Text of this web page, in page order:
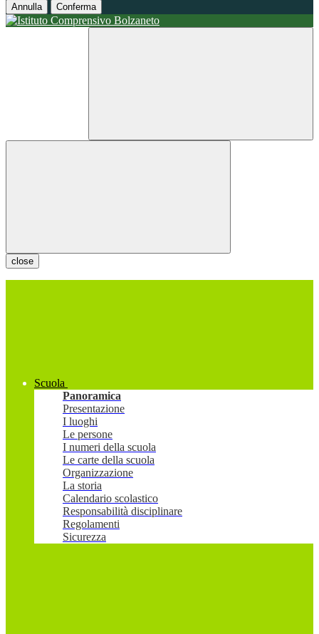
Annulla Conferma
close
Scuola
Panoramica
Presentazione
I luoghi
Le persone
I numeri della scuola
Le carte della scuola
Organizzazione
La storia
Calendario scolastico
Responsabilità disciplinare
Regolamenti
Sicurezza